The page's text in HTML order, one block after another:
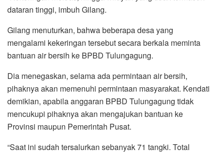
dataran tinggi, imbuh Gilang.
Gilang menuturkan, bahwa beberapa desa yang
mengalami kekeringan tersebut secara berkala meminta
bantuan air bersih ke BPBD Tulungagung.
Dia menegaskan, selama ada permintaan air bersih,
pihaknya akan memenuhi permintaan masyarakat. Kendati
demikian, apabila anggaran BPBD Tulungagung tidak
mencukupi pihaknya akan mengajukan bantuan ke
Provinsi maupun Pemerintah Pusat.
“Saat ini sudah tersalurkan sebanyak 71 tangki. Total